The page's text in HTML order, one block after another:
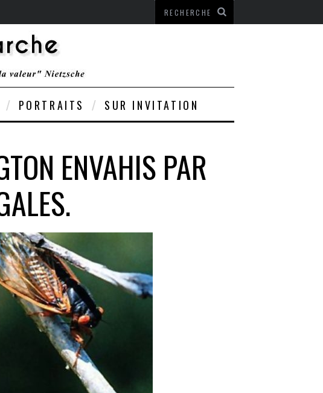
PORTRAITS SUR INVITATION
ENVAHIS PAR